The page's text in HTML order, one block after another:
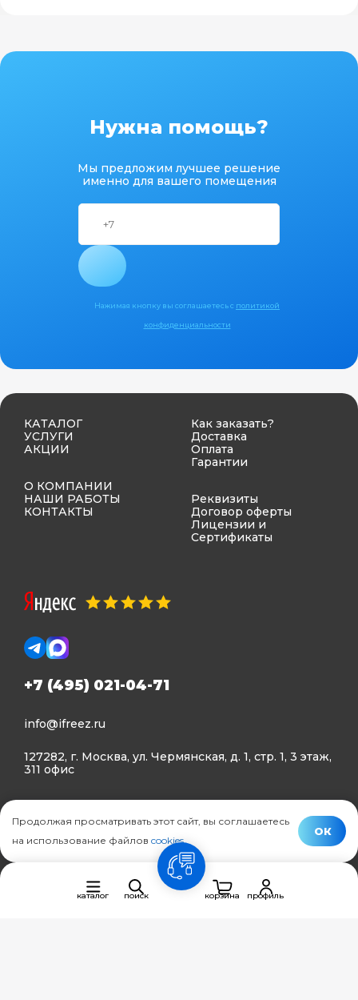
Нужна помощь?
Мы предложим лучшее решение
именно для вашего помещения
Нажимая кнопку вы соглашаетесь с политикой
конфиденциальности
КАТАЛОГ
УСЛУГИ
АКЦИИ
О КОМПАНИИ
НАШИ РАБОТЫ
КОНТАКТЫ
Как заказать?
Доставка
Оплата
Гарантии
Реквизиты
Договор оферты
Лицензии и
Сертификаты
+7 (495) 021-04-71
info@ifreez.ru
127282, г. Москва, ул. Чермянская, д. 1, стр. 1, 3 этаж,
311 офис
Политика конфиденциальности
© Ifreez - продажа и установка климатической техники,
каталог поиск
связь
корзина
профиль
Продолжая просматривать этот сайт, вы соглашаетесь
на использование файлов cookies.
ОК